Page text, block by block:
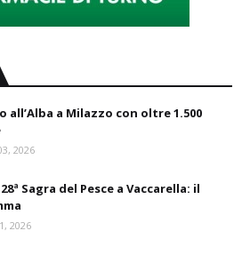
all’Alba a Milazzo con oltre 1.500
2026
Sagra del Pesce a Vaccarella: il
2026